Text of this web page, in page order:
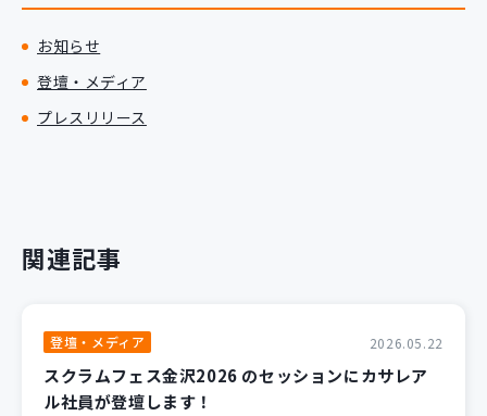
お知らせ
登壇・メディア
プレスリリース
関連記事
登壇・メディア 2026.05.22
スクラムフェス金沢2026 のセッションにカサレア
ル社員が登壇します！